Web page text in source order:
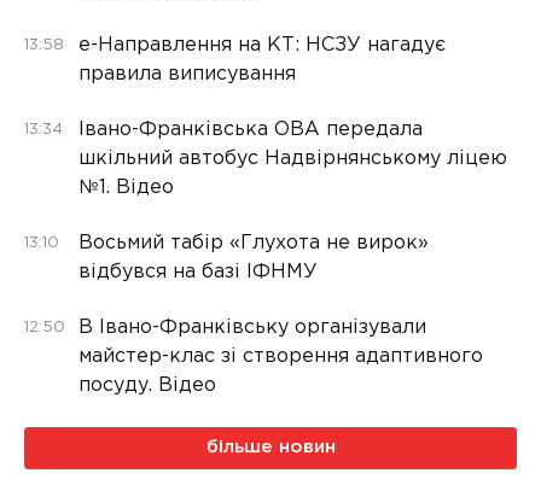
13:58
е-Направлення на КТ: НСЗУ нагадує
правила виписування
13:34
Івано-Франківська ОВА передала
шкільний автобус Надвірнянському ліцею
№1. Відео
13:10
Восьмий табір «Глухота не вирок»
відбувся на базі ІФНМУ
12:50
В Івано-Франківську організували
майстер-клас зі створення адаптивного
посуду. Відео
більше новин